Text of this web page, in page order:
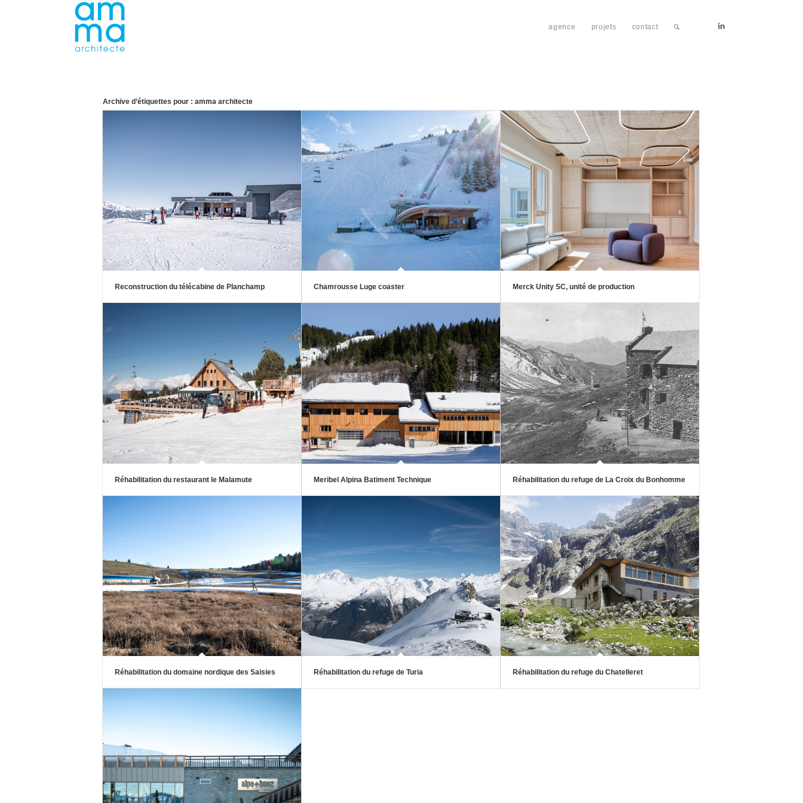
agence projets contact
Archive d’étiquettes pour : amma architecte
Reconstruction du télécabine de Planchamp Chamrousse Luge coaster Merck Unity SC, unité de production
Réhabilitation du restaurant le Malamute Meribel Alpina Batiment Technique Réhabilitation du refuge de La Croix du Bonhomme
Réhabilitation du domaine nordique des Saisies Réhabilitation du refuge de Turia Réhabilitation du refuge du Chatelleret